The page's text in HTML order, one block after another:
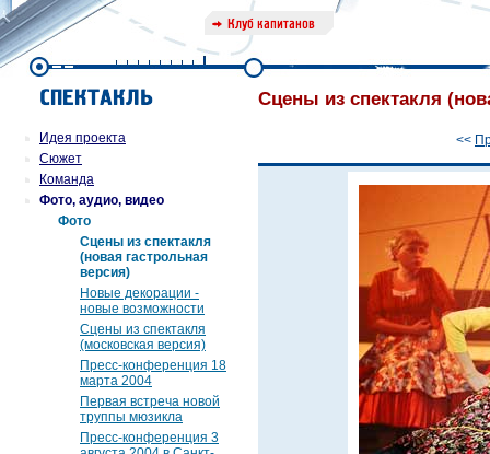
Идея проекта
Сюжет
Команда
Фото, аудио, видео
Фото
Сцены из спектакля
(новая гастрольная
версия)
Новые декорации -
новые возможности
Сцены из спектакля
(московская версия)
Пресс-конференция 18
марта 2004
Первая встреча новой
труппы мюзикла
Пресс-конференция 3
Сцены из спектакля
<<